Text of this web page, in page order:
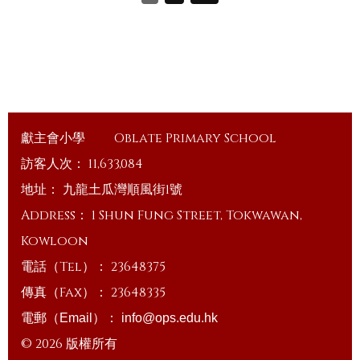
獻主會小學
Oblate Primary School
訪客人次： 11,633,084
地址： 九龍土瓜灣順風街1號
Address： 1 Shun Fung Street, Tokwawan,
Kowloon
電話（Tel）： 23648375
傳真（Fax）： 23648335
電郵（Email）： info@ops.edu.hk
© 2026 版權所有